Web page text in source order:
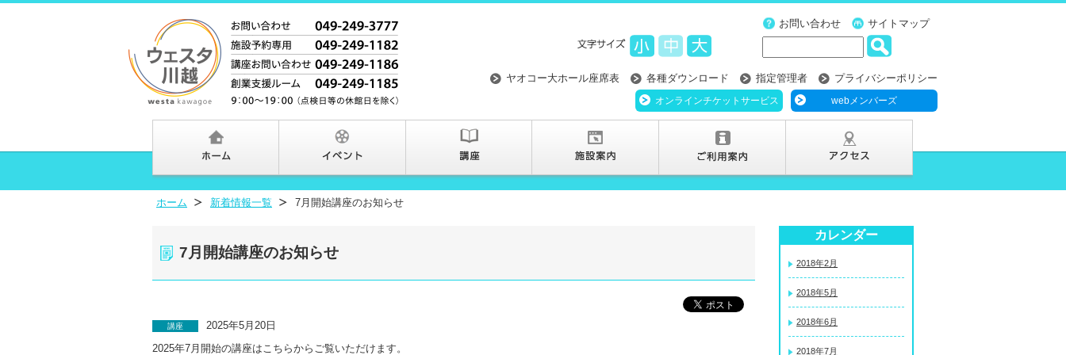
お問い合わせ サイトマップ
ヤオコー大ホール座席表 各種ダウンロード 指定管理者 プライバシーポリシー
オンラインチケットサービス webメンバーズ
ホーム 新着情報一覧 7月開始講座のお知らせ
カレンダー
2018年2月
2018年5月
2018年6月
2018年7月
7月開始講座のお知らせ
講座
2025年5月20日
2025年7月開始の講座はこちらからご覧いただけます。